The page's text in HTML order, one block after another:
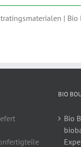
| Bio
BIO
Bio